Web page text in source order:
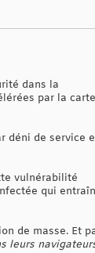
dans la
par la carte
déni de service
vulnérabilité
qui
de masse. Et
leurs